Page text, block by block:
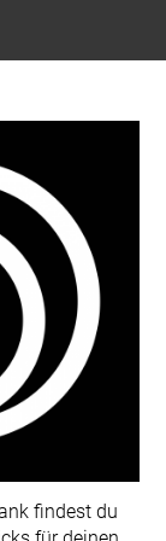
findest du